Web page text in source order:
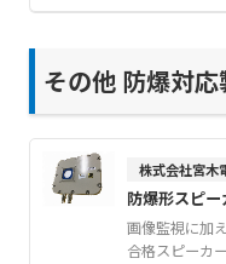
その他 防爆対
株式会社宮木
防爆形スピ
画像監視に加
合格スピーカ